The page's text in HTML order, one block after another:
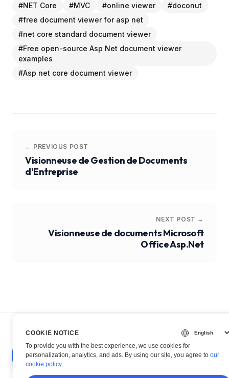
#NET Core #MVC #online viewer #doconut
#free document viewer for asp net
#net core standard document viewer
#Free open-source Asp Net document viewer
examples
#Asp net core document viewer
← PREVIOUS POST
Visionneuse de Gestion de Documents
d'Entreprise
NEXT POST →
Visionneuse de documents Microsoft
Office Asp.Net
COOKIE NOTICE
To provide you with the best experience, we use cookies for
personalization, analytics, and ads. By using our site, you agree toour
cookie policy.